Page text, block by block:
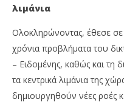
λιμάνια
Ολοκληρώνοντας, έθεσε σε
χρόνια προβλήματα του
– Ειδομένης, καθώς και τη
τα κεντρικά λιμάνια της
δημιουργηθούν νέες ροές